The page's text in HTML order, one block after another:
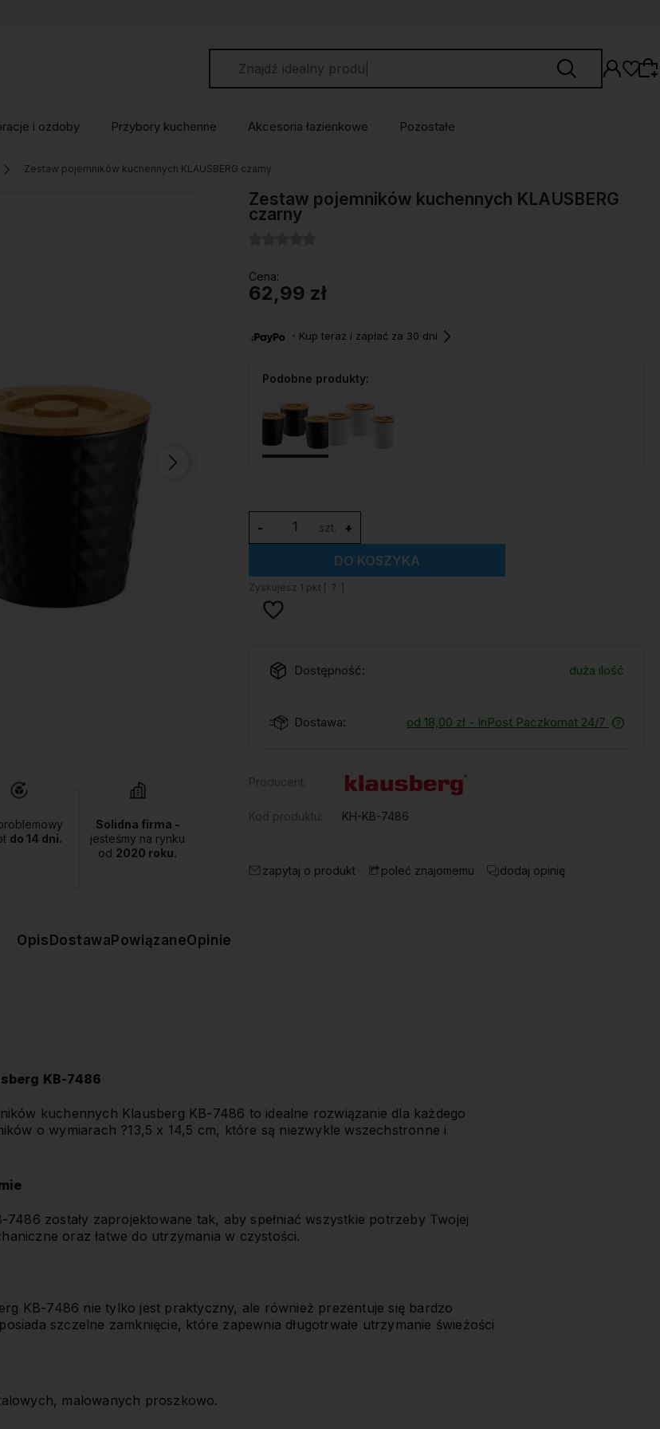
Wybierz coś dla siebie z naszej aktualnej
oferty lub zaloguj się, aby przywrócić dodane
i ozdoby Przybory kuchenne Akcesoria łazienkowe Pozostałe
Zestaw pojemników kuchennych KLAUSBERG czarny
do 14 dni.
Solidna firma -
jesteśmy na rynku
od 2020 roku.
Zestaw pojemników kuchennych KLAUSBERG
czarny
Cena:
62,99 zł
・Kup teraz i zapłać za 30 dni
Podobne produkty:
szt. +
-
DO KOSZYKA
Zyskujesz 1 pkt [ ? ]
Dostępność: duża ilość
Dostawa: od 18,00 zł - InPost Paczkomat 24/7
KH-KB-7486
zapytaj o produkt poleć znajomemu dodaj opinię
OpisDostawaPowiązaneOpinie
KB-7486
kuchennych Klausberg KB-7486 to idealne rozwiązanie dla każdego
o wymiarach ?13,5 x 14,5 cm, które są niezwykle wszechstronne i
zostały zaprojektowane tak, aby spełniać wszystkie potrzeby Twojej
oraz łatwe do utrzymania w czystości.
KB-7486 nie tylko jest praktyczny, ale również prezentuje się bardzo
szczelne zamknięcie, które zapewnia długotrwałe utrzymanie świeżości
malowanych proszkowo.